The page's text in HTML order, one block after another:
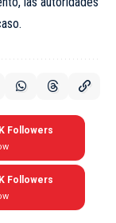
Followers
Followers